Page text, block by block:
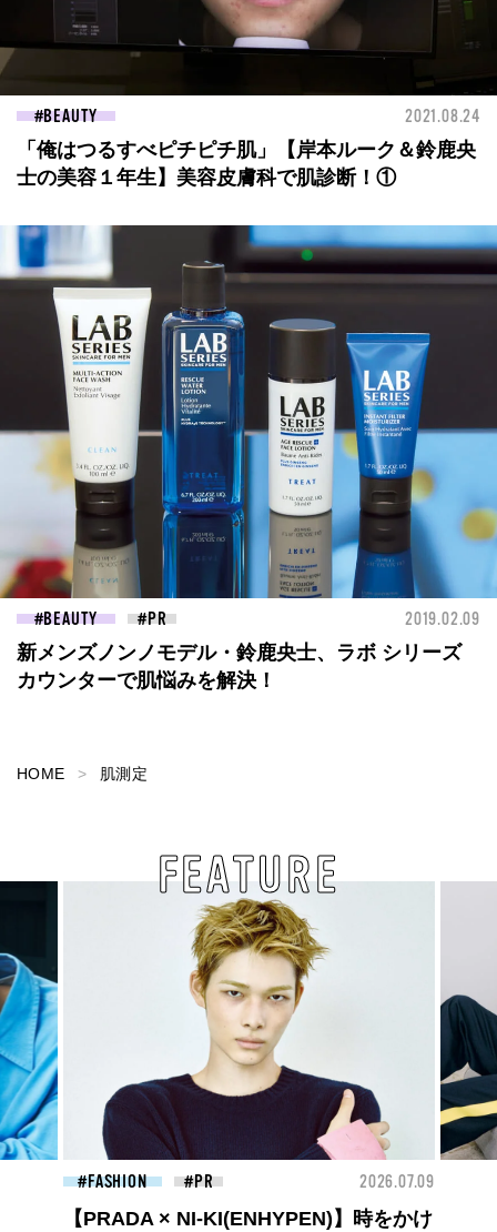
BEAUTY 2021.08.24
「俺はつるすべピチピチ肌」【岸本ルーク＆鈴鹿央
士の美容１年生】美容皮膚科で肌診断！①
BEAUTY 2019.02.09
新メンズノンノモデル・鈴鹿央士、ラボ シリーズ
カウンターで肌悩みを解決！
HOME 肌測定
FEATURE
FASHION 2026.07.09
ロエベの新しい世界へようこそ。大胆な